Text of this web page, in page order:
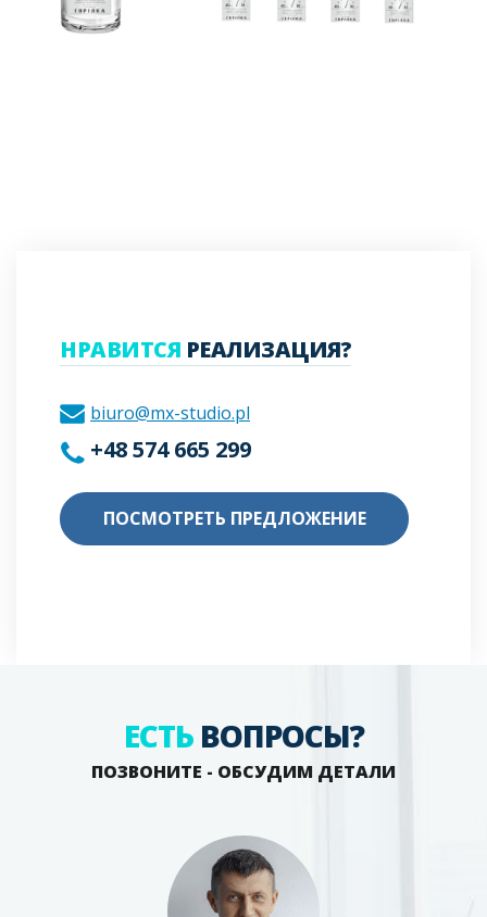
НРАВИТСЯ РЕАЛИЗАЦИЯ?
biuro@mx-studio.pl
+48 574 665 299
ПОСМОТРЕТЬ ПРЕДЛОЖЕНИЕ
ЕСТЬ ВОПРОСЫ?
ПОЗВОНИТЕ - ОБСУДИМ ДЕТАЛИ